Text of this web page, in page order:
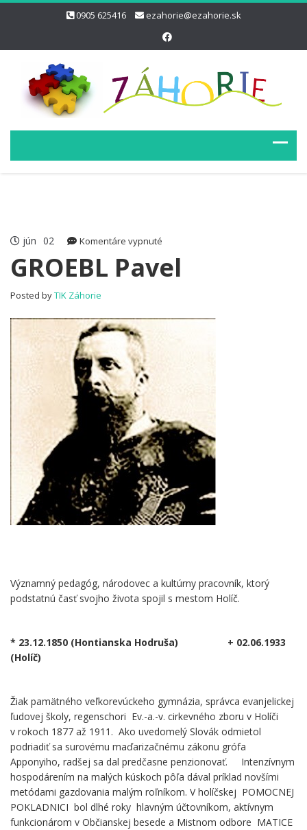
0905 625416 ezahorie@ezahorie.sk
jún 02 Komentáre vypnuté
Pavel
GROEBL Pavel
Posted byTIK Záhorie
Významný pedagóg, národovec a kultúrny pracovník, ktorý
podstatnú časť svojho života spojil s mestom Holíč.
* 23.12.1850 (Hontianska Hodruša) + 02.06.1933
(Holíč)
Žiak pamätného veľkorevúckeho gymnázia, správca evanjelickej
ľudovej školy, regenschori Ev.-a.-v. cirkevného zboru v Holíči
v rokoch 1877 až 1911. Ako uvedomelý Slovák odmietol
podriadiť sa surovému maďarizačnému zákonu grófa
Apponyiho, radšej sa dal predčasne penzionovať. Intenzívnym
hospodárením na malých kúskoch pôľa dával príklad novšími
metódami gazdovania malým roľníkom. V holíčskej POMOCNEJ
POKLADNICI bol dlhé roky hlavným účtovníkom, aktívnym
funkcionárom v Občianskej besede a Mistnom odbore MATICE